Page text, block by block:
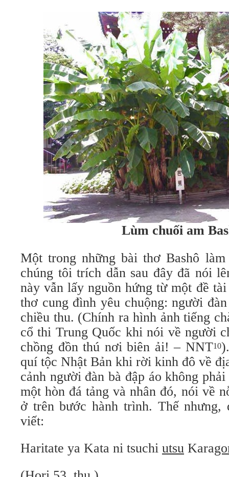
Lùm chuối am
Một trong những bài thơ Bashô
chúng tôi trích dẫn sau đây đã nói
này vẫn lấy nguồn hứng từ một đề
thơ cung đình yêu chuộng: người
chiều thu. (Chính ra hình ảnh tiếng
cổ thi Trung Quốc khi nói về người
chồng đồn thú nơi biên ải! – NNT10
quí tộc Nhật Bản khi rời kinh đô về
cảnh người đàn bà đập áo không
một hòn đá tảng và nhân đó, nói về
ở trên bước hành trình. Thế nhưng,
viết:
Haritate ya Kata ni tsuchi utsu Kara